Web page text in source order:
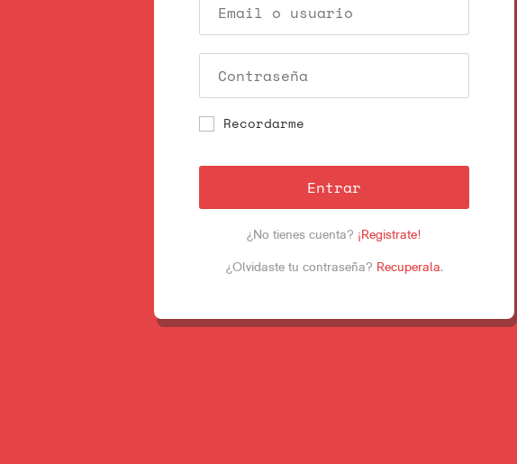
Recordarme
Entrar
¿No tienes cuenta? ¡Registrate!
¿Olvidaste tu contraseña? Recuperala.